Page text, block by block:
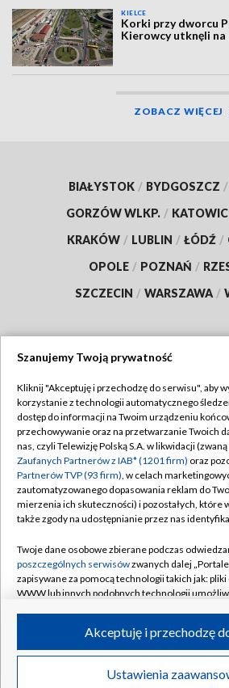
KIELCE
Korki przy dworcu
Kierowcy utknęli
ZOBACZ WIĘCEJ
BIAŁYSTOK / BYDGOSZCZ /
GORZÓW WLKP. /
KRAKÓW / LUBLIN / ŁÓDŹ /
OPOLE / POZNAŃ /
SZCZECIN / WARSZAWA /
TVP
Abonament TVP
Emisja w TVP
Centrum informacji TVP
Naziemna Telewizja Cyfrowa
Rada Programowa
System NOS
Informacje o nadawcy
Program dla prasy
Regulamin TVP
Polityka
Moje zgody
Pomoc
Kontakt
Kanały
©2026 Telewizja Polska S.A.
Szanujemy Twoją prywatność
Kliknij "Akceptuję i przechodzę do serwisu", aby
korzystanie z technologii automatycznego
dostęp do informacji na Twoim urządzeniu
przechowywanie oraz na przetwarzanie Twoich
nas, czyli Telewizję Polską S.A. w likwidacji
Zaufanych Partnerów z IAB* (1201 firm) oraz
Partnerów TVP (93 firm), w celach
zautomatyzowanego dopasowania reklam do
mierzenia ich skuteczności) i pozostałych, które
także zgody na udostępnianie przez nas
Twoje dane osobowe zbierane podczas
poszczególnych serwisówzwanych dalej
zapisywane za pomocą technologii takich jak:
WWW lub innych podobnych technologii
ruchu w Internecie.
Twoje dane osobowe zbierane podczas
poszczególnych serwisówna Portalu, takie jak
Ustawienia
Akceptuję i przechodzę